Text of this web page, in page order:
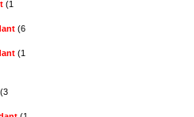
(1
(6
(1
(3